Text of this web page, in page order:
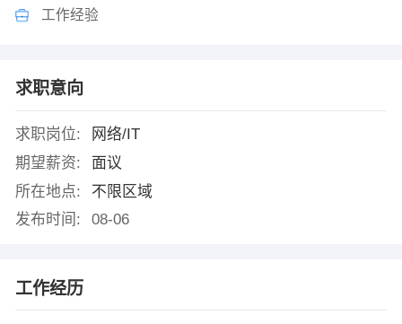
工作经验
求职意向
求职岗位:
网络/IT
期望薪资:
面议
所在地点:
不限区域
发布时间:
08-06
工作经历